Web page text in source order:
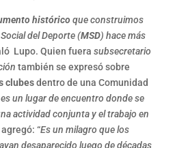
históricoque construimos
del Deporte (MSD) hace más
Lupo. Quien fuera subsecretario
también se expresó sobre
clubesdentro de una Comunidad
un lugar de encuentro donde se
actividad conjunta y el trabajo en
“Es un milagro que los
desaparecido luego de décadas